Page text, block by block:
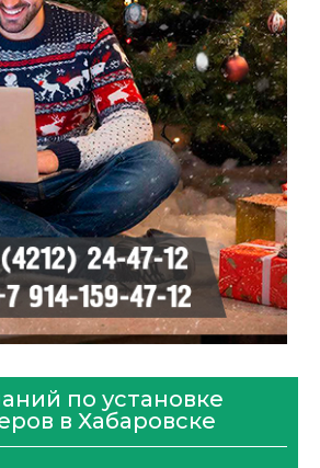
по установке
в Хабаровске